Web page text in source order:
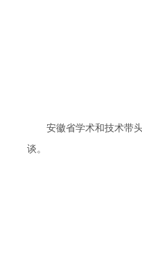
安徽省学术和技术带
谈。